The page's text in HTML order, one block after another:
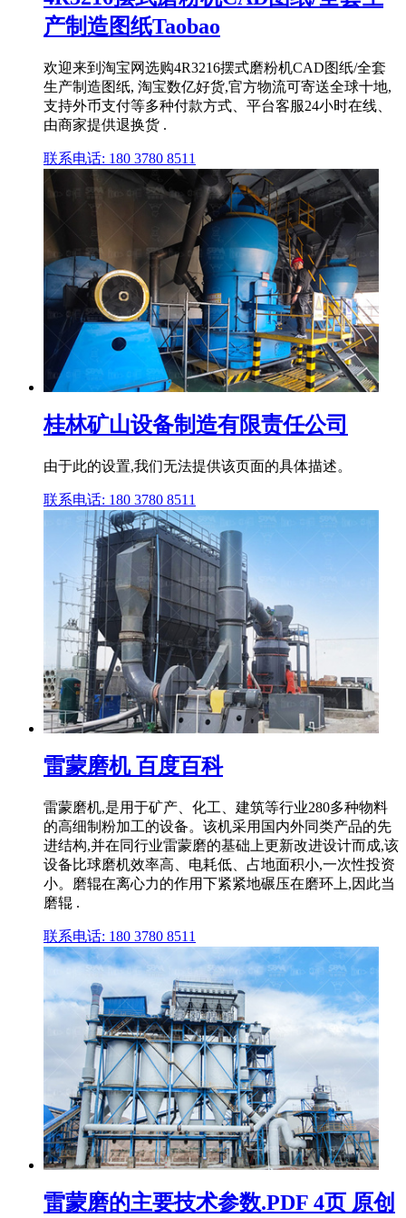
产制造图纸Taobao
欢迎来到淘宝网选购4R3216摆式磨粉机CAD图纸/全套
生产制造图纸, 淘宝数亿好货,官方物流可寄送全球十地,
支持外币支付等多种付款方式、平台客服24小时在线、
由商家提供退换货 .
联系电话: 180 3780 8511
桂林矿山设备制造有限责任公司
由于此的设置,我们无法提供该页面的具体描述。
联系电话: 180 3780 8511
雷蒙磨机 百度百科
雷蒙磨机,是用于矿产、化工、建筑等行业280多种物料
的高细制粉加工的设备。该机采用国内外同类产品的先
进结构,并在同行业雷蒙磨的基础上更新改进设计而成,该
设备比球磨机效率高、电耗低、占地面积小,一次性投资
小。磨辊在离心力的作用下紧紧地碾压在磨环上,因此当
磨辊 .
联系电话: 180 3780 8511
雷蒙磨的主要技术参数.PDF 4页 原创